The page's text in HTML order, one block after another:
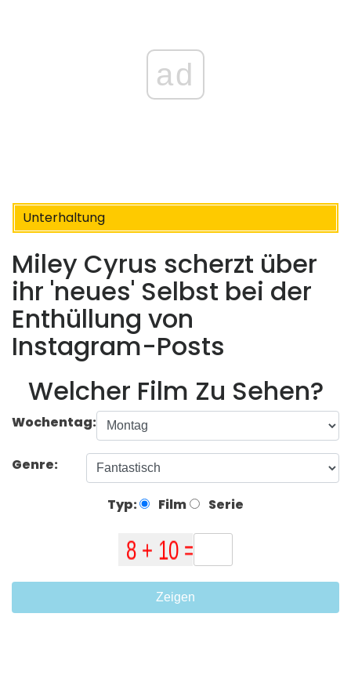
ad
Unterhaltung
Miley Cyrus scherzt über
ihr 'neues' Selbst bei der
Enthüllung von
Instagram-Posts
Welcher Film Zu Sehen?
Wochentag:
Genre:
Typ: Film Serie
Zeigen